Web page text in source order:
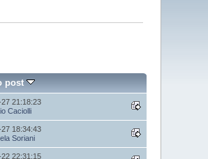
post
21:18:23
Caciolli
18:34:43
Soriani
22:31:15